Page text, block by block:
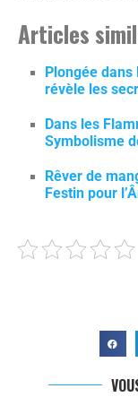
Articles
Plongée dans
révèle les
Dans les
Symbolisme
Rêver de
Festin pour